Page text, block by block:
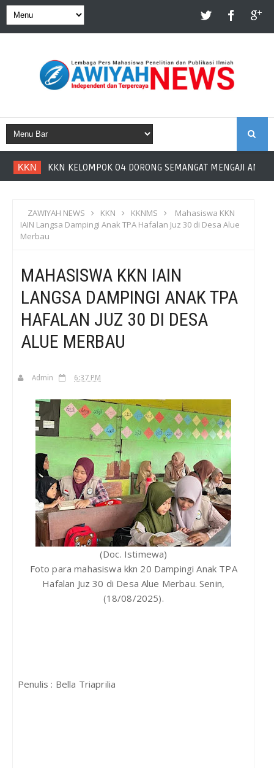
KKN KKN KELOMPOK 04 DORONG SEMANGAT MENGAJI ANAK
ZAWIYAH NEWS KKN KKNMS
Mahasiswa KKN
IAIN Langsa Dampingi Anak TPA Hafalan Juz 30 di Desa Alue
Merbau
MAHASISWA KKN IAIN
LANGSA DAMPINGI ANAK TPA
HAFALAN JUZ 30 DI DESA
ALUE MERBAU
Admin 6:37 PM
(Doc. Istimewa)
Foto para mahasiswa kkn 20 Dampingi Anak TPA
Hafalan Juz 30 di Desa Alue Merbau. Senin,
(18/08/2025).
Penulis : Bella Triaprilia